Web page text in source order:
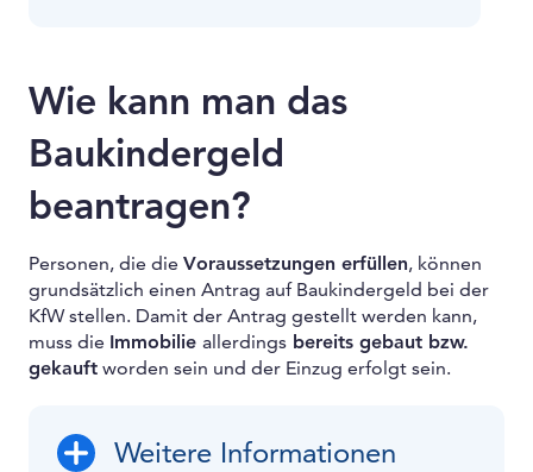
Wie kann man das
Baukindergeld
beantragen?
Personen, die die Voraussetzungen erfüllen, können
grundsätzlich einen Antrag auf Baukindergeld bei der
KfW stellen. Damit der Antrag gestellt werden kann,
muss die Immobilie allerdings bereits gebaut bzw.
gekauft worden sein und der Einzug erfolgt sein.
Weitere Informationen